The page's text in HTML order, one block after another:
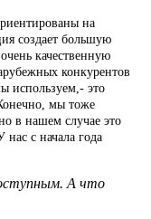
на
создает большую
качественную
конкурентов
используем,- это
мы тоже
в нашем случае это
с начала года
А что